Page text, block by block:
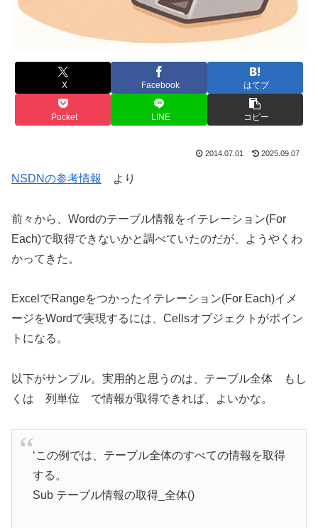
X Facebook はてブ
Pocket LINE コピー
2014.07.01 2025.09.07
NSDNの参考情報 より
前々から、Wordのテーブル情報をイテレーション(For
Each)で取得できないかと調べていたのだが、ようやくわ
かってきた。
ExcelでRangeをつかったイテレーション(For Each)イメ
ージをWordで実現するには、Cellsオブジェクトがポイン
トになる。
以下がサンプル。実用的と思うのは、テーブル全体 もし
くは 列単位 で情報が取得できれば、よいかな。
‘この例では、テーブル全体のすべての情報を取得
する。
Sub テーブル情報の取得_全体()